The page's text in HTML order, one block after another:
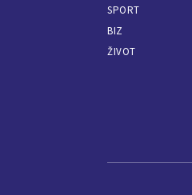
SPORT
BIZ
ŽIVOT